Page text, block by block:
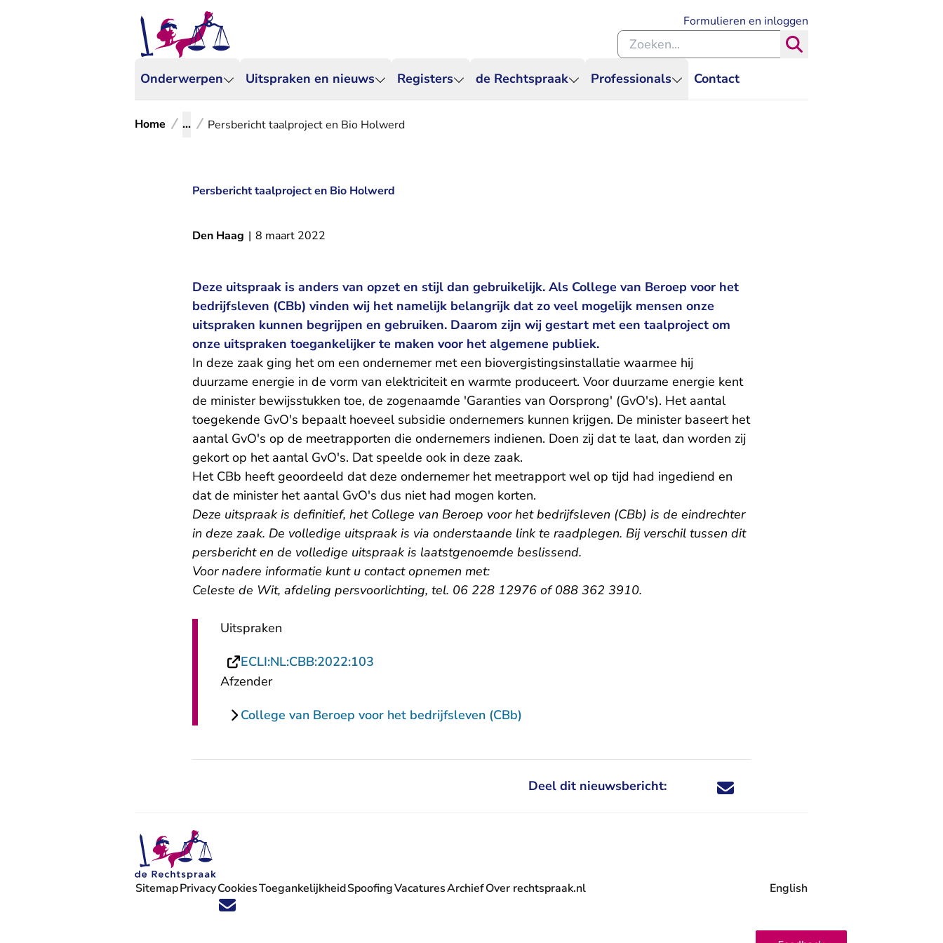
Onderwerpen Uitspraken en nieuws Registers de Rechtspraak Professionals Contact
Formulieren en inloggen
Zoeken binnen de Rechtspraak
Home ... Persbericht taalproject en Bio Holwerd
Persbericht taalproject en Bio Holwerd
Den Haag | 8 maart 2022
Deze uitspraak is anders van opzet en stijl dan gebruikelijk. Als College van Beroep voor het
bedrijfsleven (CBb) vinden wij het namelijk belangrijk dat zo veel mogelijk mensen onze
uitspraken kunnen begrijpen en gebruiken. Daarom zijn wij gestart met een taalproject om
onze uitspraken toegankelijker te maken voor het algemene publiek.
In deze zaak ging het om een ondernemer met een biovergistingsinstallatie waarmee hij
duurzame energie in de vorm van elektriciteit en warmte produceert. Voor duurzame energie kent
de minister bewijsstukken toe, de zogenaamde 'Garanties van Oorsprong' (GvO's). Het aantal
toegekende GvO's bepaalt hoeveel subsidie ondernemers kunnen krijgen. De minister baseert het
aantal GvO's op de meetrapporten die ondernemers indienen. Doen zij dat te laat, dan worden zij
gekort op het aantal GvO's. Dat speelde ook in deze zaak.
Het CBb heeft geoordeeld dat deze ondernemer het meetrapport wel op tijd had ingediend en
dat de minister het aantal GvO's dus niet had mogen korten.
Deze uitspraak is definitief, het College van Beroep voor het bedrijfsleven (CBb) is de eindrechter
in deze zaak. De volledige uitspraak is via onderstaande link te raadplegen. Bij verschil tussen dit
persbericht en de volledige uitspraak is laatstgenoemde beslissend.
Voor nadere informatie kunt u contact opnemen met:
Celeste de Wit, afdeling persvoorlichting, tel. 06 228 12976 of 088 362 3910.
Uitspraken
ECLI:NL:CBB:2022:103
Afzender
College van Beroep voor het bedrijfsleven (CBb)
Deel dit nieuwsbericht: Deel dit nieuwsbericht via X - U verlaat
Deel dit nieuwsbericht via Facebook - U
Deel dit nieuwsbericht via e-mail
Deel dit nieuwsbericht via LinkedIn - U
Volg ons op X (Twitter) - U verlaat Rechtspraak.nl
Volg ons op Facebook - U verlaat Rechtspraak.nl
Volg ons op Instagram - U verlaat Rechtspraak.nl
Volg ons op Youtube - U verlaat Rechtspraak.nl
Volg ons op LinkedIn - U verlaat Rechtspraak.nl
'Blijf op de hoogte' nieuwsbrief - U verlaat Rechtspraak.nl
SitemapPrivacyCookiesToegankelijkheidSpoofingVacatures
- U verlaat Rechtspraak.nl
ArchiefOver rechtspraak.nl English